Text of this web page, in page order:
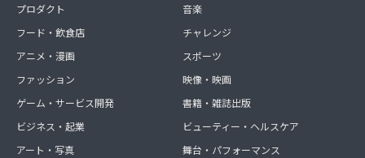
プロダクト
フード・飲食店
アニメ・漫画
ファッション
ゲーム・サービス開発
ビジネス・起業
アート・写真
音楽
チャレンジ
スポーツ
映像・映画
書籍・雑誌出版
ビューティー・ヘルスケア
舞台・パフォーマンス